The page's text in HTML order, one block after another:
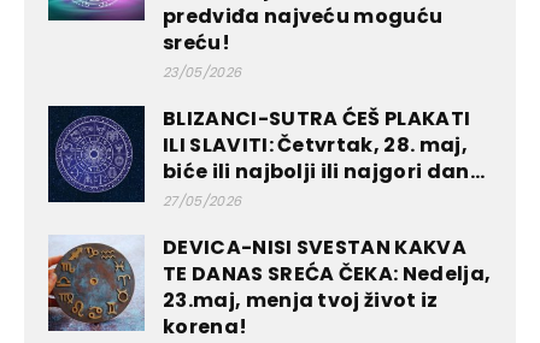
predviđa najveću moguću
sreću!
23/05/2026
BLIZANCI-SUTRA ĆEŠ PLAKATI
ILI SLAVITI: Četvrtak, 28. maj,
biće ili najbolji ili najgori dan...
27/05/2026
DEVICA-NISI SVESTAN KAKVA
TE DANAS SREĆA ČEKA: Nedelja,
23.maj, menja tvoj život iz
korena!